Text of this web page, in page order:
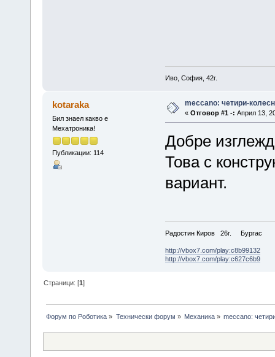
Иво, София, 42г.
kotaraka
Бил знаел какво е
Мехатроника!
Публикации: 114
meccano: четири-
« Отговор #1 -: Април 13,
Добре
Това с
вариант.
Радостин Киров 26г. Бургас
http://vbox7.com/play:c8b99132
http://vbox7.com/play:c627c6b9
Страници: [1]
Форум по Роботика » Технически форум » Механика» meccano: